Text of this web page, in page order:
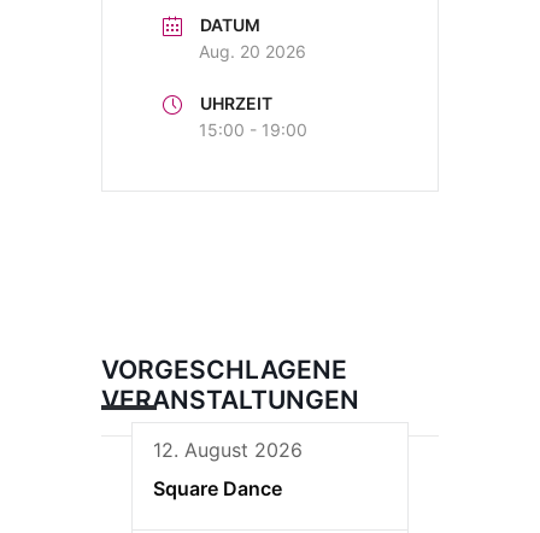
DATUM
Aug. 20 2026
UHRZEIT
15:00 - 19:00
VORGESCHLAGENE
VERANSTALTUNGEN
12. August 2026
Square Dance